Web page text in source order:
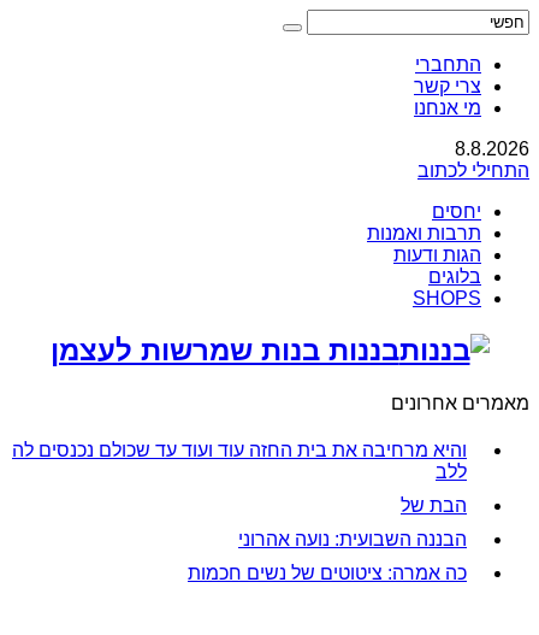
התחברי
צרי קשר
מי אנחנו
8.8.2026
התחילי לכתוב
יחסים
תרבות ואמנות
הגות ודעות
בלוגים
SHOPS
בננות בנות שמרשות לעצמן
מאמרים אחרונים
והיא מרחיבה את בית החזה עוד ועוד עד שכולם נכנסים לה
ללב
הבת של
הבננה השבועית: נועה אהרוני
כה אמרה: ציטוטים של נשים חכמות